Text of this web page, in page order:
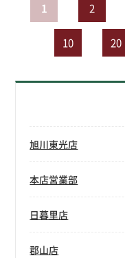
1 2
10 20
旭川東光店
本店営業部
日暮里店
郡山店